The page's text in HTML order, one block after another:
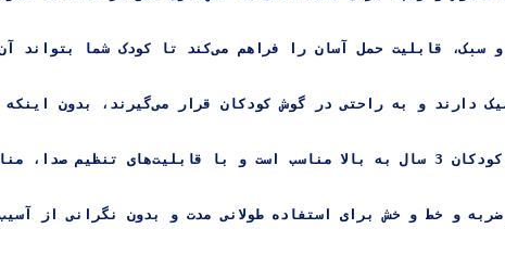
می‌کند تا کودک شما بتواند آن را در هر مکانی همراه خود داشته باشد.
در گوش کودکان قرار می‌گیرند، بدون اینکه اذیت شوند یا احساس ناراحتی کنند.
حساس کودکان طراحی شده‌اند.